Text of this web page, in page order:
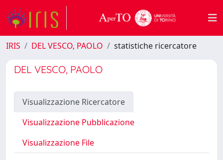
IRIS DEL VESCO, PAOLO statistiche ricercatore
DEL VESCO, PAOLO
Visualizzazione Ricercatore
Visualizzazione Pubblicazione
Visualizzazione File